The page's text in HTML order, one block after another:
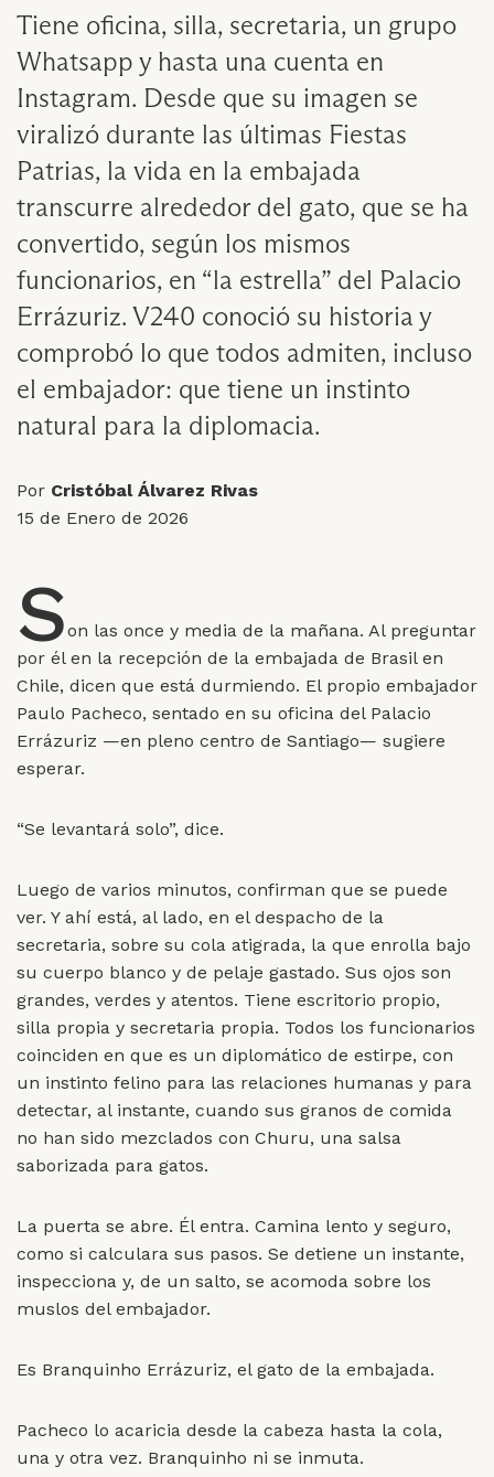
Tiene oficina, silla, secretaria, un grupo
Whatsapp y hasta una cuenta en
Instagram. Desde que su imagen se
viralizó durante las últimas Fiestas
Patrias, la vida en la embajada
transcurre alrededor del gato, que se ha
convertido, según los mismos
funcionarios, en “la estrella” del Palacio
Errázuriz. V240 conoció su historia y
comprobó lo que todos admiten, incluso
el embajador: que tiene un instinto
natural para la diplomacia.
Por Cristóbal Álvarez Rivas
15 de Enero de 2026
Son las once y media de la mañana. Al preguntar
por él en la recepción de la embajada de Brasil en
Chile, dicen que está durmiendo. El propio embajador
Paulo Pacheco, sentado en su oficina del Palacio
Errázuriz —en pleno centro de Santiago— sugiere
esperar.
“Se levantará solo”, dice.
Luego de varios minutos, confirman que se puede
ver. Y ahí está, al lado, en el despacho de la
secretaria, sobre su cola atigrada, la que enrolla bajo
su cuerpo blanco y de pelaje gastado. Sus ojos son
grandes, verdes y atentos. Tiene escritorio propio,
silla propia y secretaria propia. Todos los funcionarios
coinciden en que es un diplomático de estirpe, con
un instinto felino para las relaciones humanas y para
detectar, al instante, cuando sus granos de comida
no han sido mezclados con Churu, una salsa
saborizada para gatos.
La puerta se abre. Él entra. Camina lento y seguro,
como si calculara sus pasos. Se detiene un instante,
inspecciona y, de un salto, se acomoda sobre los
muslos del embajador.
Es Branquinho Errázuriz, el gato de la embajada.
Pacheco lo acaricia desde la cabeza hasta la cola,
una y otra vez. Branquinho ni se inmuta.